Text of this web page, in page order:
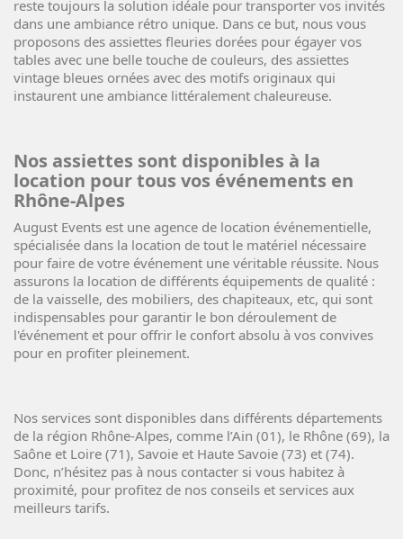
reste toujours la solution idéale pour transporter vos invités
dans une ambiance rétro unique. Dans ce but, nous vous
proposons des assiettes fleuries dorées pour égayer vos
tables avec une belle touche de couleurs, des assiettes
vintage bleues ornées avec des motifs originaux qui
instaurent une ambiance littéralement chaleureuse.
Nos assiettes sont disponibles à la
location pour tous vos événements en
Rhône-Alpes
August Events est une agence de location événementielle,
spécialisée dans la location de tout le matériel nécessaire
pour faire de votre événement une véritable réussite. Nous
assurons la location de différents équipements de qualité :
de la vaisselle, des mobiliers, des chapiteaux, etc, qui sont
indispensables pour garantir le bon déroulement de
l'événement et pour offrir le confort absolu à vos convives
pour en profiter pleinement.
Nos services sont disponibles dans différents départements
de la région Rhône-Alpes, comme l’Ain (01), le Rhône (69), la
Saône et Loire (71), Savoie et Haute Savoie (73) et (74).
Donc, n’hésitez pas à nous contacter si vous habitez à
proximité, pour profitez de nos conseils et services aux
meilleurs tarifs.